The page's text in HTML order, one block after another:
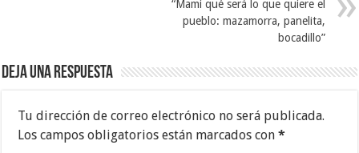
“Mami qué será lo que quiere el
pueblo: mazamorra, panelita,
bocadillo”
Deja una respuesta
Tu dirección de correo electrónico no será publicada.
Los campos obligatorios están marcados con*